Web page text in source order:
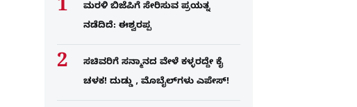
ಮರಳಿ ಬಿಜೆಪಿಗೆ ಸೇರಿಸುವ ಪ್ರಯತ್ನ
ನಡೆದಿದೆ: ಈಶ್ವರಪ್ಪ
ಸಚಿವರಿಗೆ ಸನ್ಮಾನದ ವೇಳೆ ಕಳ್ಳರದ್ದೇ ಕೈ
ಚಳಕ! ದುಡ್ಡು , ಮೊಬೈಲ್​ಗಳು ಎಪೇಸ್!